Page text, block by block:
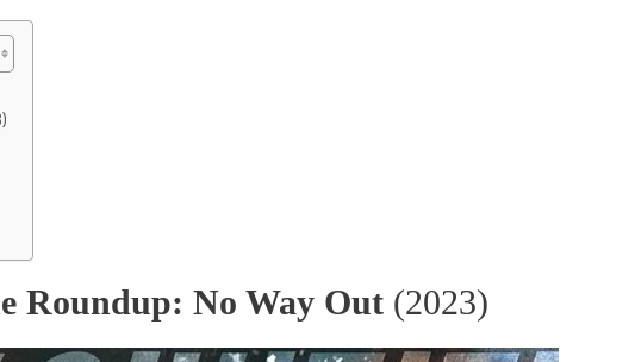
Roundup: No Way Out (2023)